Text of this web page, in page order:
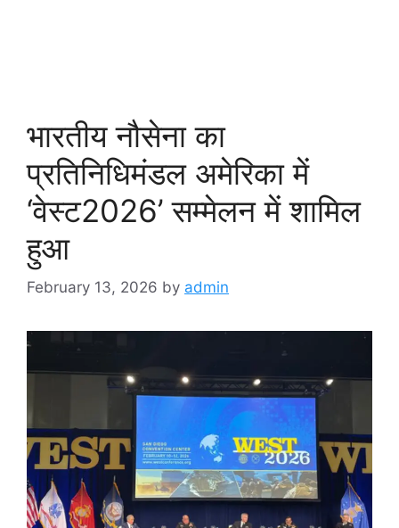
भारतीय नौसेना का
प्रतिनिधिमंडल अमेरिका में
‘वेस्ट2026’ सम्मेलन में शामिल
हुआ
February 13, 2026 by admin